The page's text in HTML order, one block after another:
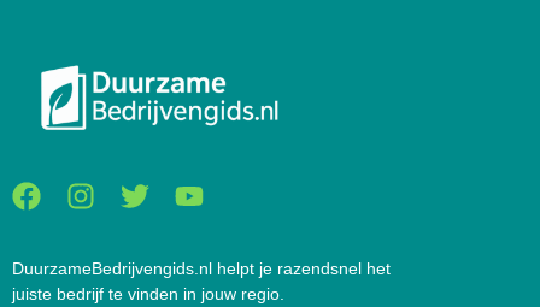
DuurzameBedrijvengids.nl helpt je razendsnel het
juiste bedrijf te vinden in jouw regio.